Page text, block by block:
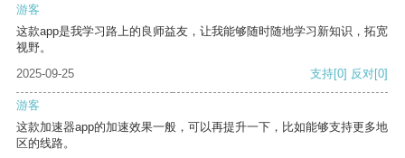
游客
这款app是我学习路上的良师益友，让我能够随时随地学习新知识，拓宽
视野。
2025-09-25
支持[0] 反对[0]
游客
这款加速器app的加速效果一般，可以再提升一下，比如能够支持更多地
区的线路。